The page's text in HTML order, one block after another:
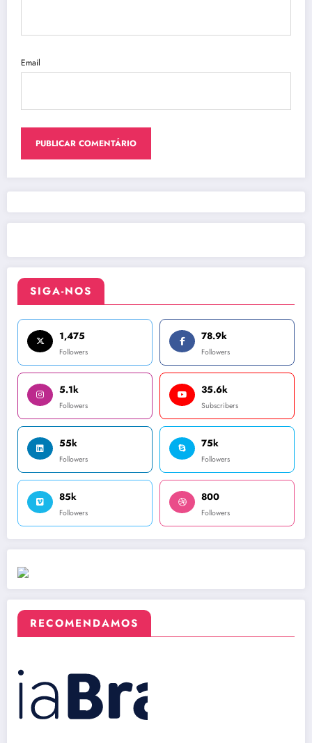
SIGA-NOS
1,475
Followers
78.9k
Followers
5.1k
Followers
35.6k
Subscribers
55k
Followers
75k
Followers
85k
Followers
800
Followers
RECOMENDAMOS
Email